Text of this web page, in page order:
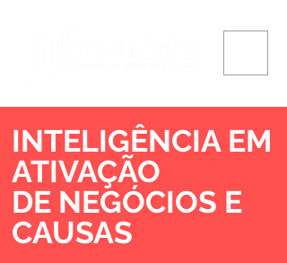
INTELIGÊNCIA EM
ATIVAÇÃO
DE NEGÓCIOS E
CAUSAS